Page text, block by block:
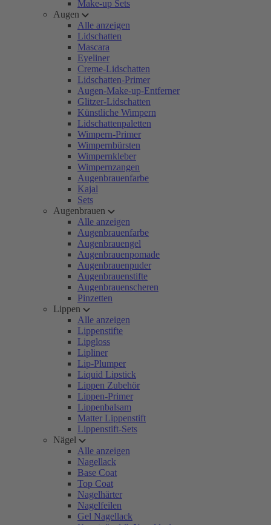
Make-up Sets
Augen
Alle anzeigen
Lidschatten
Mascara
Eyeliner
Creme-Lidschatten
Lidschatten-Primer
Augen-Make-up-Entferner
Glitzer-Lidschatten
Künstliche Wimpern
Lidschattenpaletten
Wimpern-Primer
Wimpernbürsten
Wimpernkleber
Wimpernzangen
Augenbrauenfarbe
Kajal
Sets
Augenbrauen
Alle anzeigen
Augenbrauenfarbe
Augenbrauengel
Augenbrauenpomade
Augenbrauenpuder
Augenbrauenstifte
Augenbrauenscheren
Pinzetten
Lippen
Alle anzeigen
Lippenstifte
Lipgloss
Lipliner
Lip-Plumper
Liquid Lipstick
Lippen Zubehör
Lippen-Primer
Lippenbalsam
Matter Lippenstift
Lippenstift-Sets
Nägel
Alle anzeigen
Nagellack
Base Coat
Top Coat
Nagelhärter
Nagelfeilen
Gel Nagellack